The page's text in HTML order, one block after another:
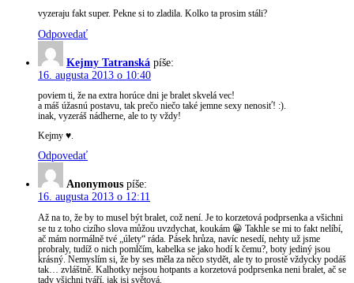
vyzeraju fakt super. Pekne si to zladila. Kolko ta prosim stáli?
Odpovedať
Kejmy Tatranská píše:
16. augusta 2013 o 10:40
poviem ti, že na extra horúce dni je bralet skvelá vec!
a máš úžasnú postavu, tak prečo niečo také jemne sexy nenosiť! :).
inak, vyzeráš nádherne, ale to ty vždy!
Kejmy ♥.
Odpovedať
Anonymous píše:
16. augusta 2013 o 12:11
Až na to, že by to musel být bralet, což není. Je to korzetová podprsenka a všichni
se tu z toho cizího slova můžou uvzdychat, koukám 😀 Takhle se mi to fakt nelíbí,
ač mám normálně tvé „úlety“ ráda. Pásek hrůza, navíc nesedí, nehty už jsme
probraly, tudíž o nich pomlčím, kabelka se jako hodí k čemu?, boty jediný jsou
krásný. Nemyslím si, že by ses měla za něco stydět, ale ty to prostě vždycky podáš
tak… zvláštně. Kalhotky nejsou hotpants a korzetová podprsenka neni bralet, ač se
tady všichni tváří, jak jsi světová.